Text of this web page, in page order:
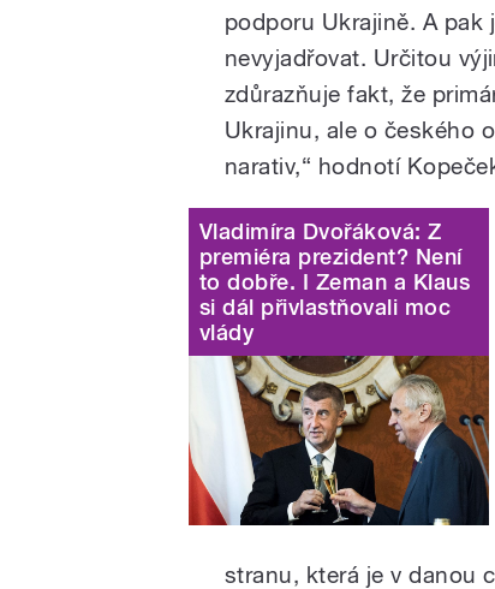
podporu Ukrajině. A pak
nevyjadřovat. Určitou
zdůrazňuje fakt, že
Ukrajinu, ale o českého
narativ,“ hodnotí
Vladimíra Dvořáková: Z
premiéra prezident? Není
to dobře. I Zeman a Klaus
si dál přivlastňovali moc
vlády
stranu, která je v danou